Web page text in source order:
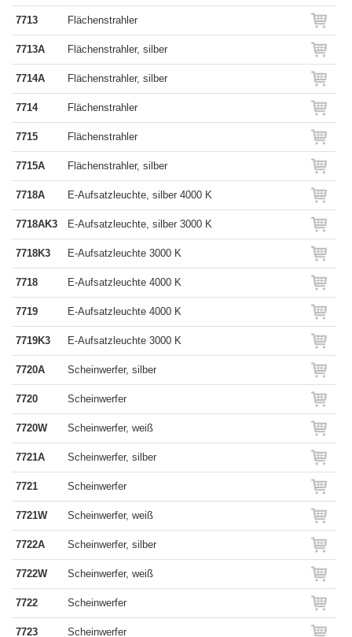
7713 Flächenstrahler
7713A Flächenstrahler, silber
7714A Flächenstrahler, silber
7714 Flächenstrahler
7715 Flächenstrahler
7715A Flächenstrahler, silber
7718A E-Aufsatzleuchte, silber 4000 K
7718AK3 E-Aufsatzleuchte, silber 3000 K
7718K3 E-Aufsatzleuchte 3000 K
7718 E-Aufsatzleuchte 4000 K
7719 E-Aufsatzleuchte 4000 K
7719K3 E-Aufsatzleuchte 3000 K
7720A Scheinwerfer, silber
7720 Scheinwerfer
7720W Scheinwerfer, weiß
7721A Scheinwerfer, silber
7721 Scheinwerfer
7721W Scheinwerfer, weiß
7722A Scheinwerfer, silber
7722W Scheinwerfer, weiß
7722 Scheinwerfer
7723 Scheinwerfer